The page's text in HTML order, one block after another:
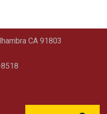
CA 91803